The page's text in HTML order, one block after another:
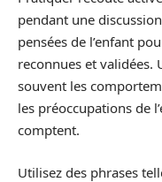
pendant une
pensées de l’enfant
reconnues et validées.
souvent les
les préoccupations de
comptent.
Utilisez des phrases